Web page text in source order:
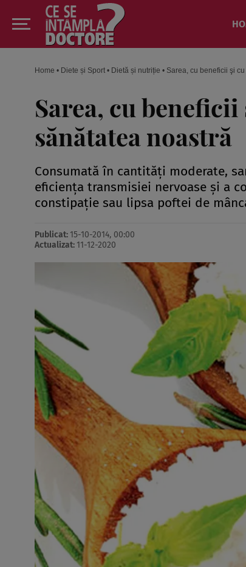
Home • Diete și Sport • Dietă și nutriție • Sarea, cu beneficii şi
Sarea, cu
sănătatea noastră
Consumată în cantităţi moderate,
eficienţa transmisiei nervoase şi a
constipaţie sau lipsa poftei de
Publicat: 15-10-2014, 00:00
Actualizat: 11-12-2020